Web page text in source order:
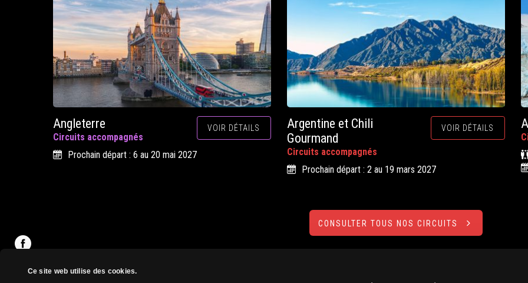
Ce site web utilise des cookies.
Angleterre
Circuits accompagnés
VOIR DÉTAILS
Prochain départ : 6 au 20 mai 2027
Argentine et Chili
Gourmand
Circuits accompagnés
VOIR DÉTAILS
Prochain départ : 2 au 19 mars 2027
CONSULTER TOUS NOS CIRCUITS